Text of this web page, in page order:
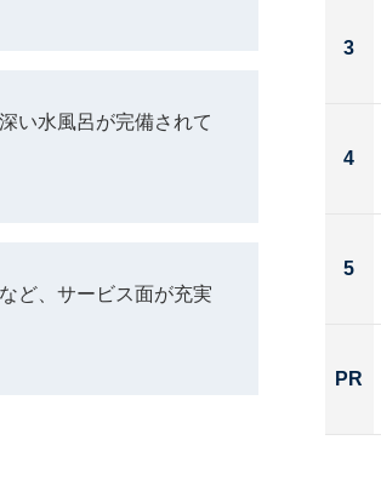
い水風呂が完備されて
ど、サービス面が充実
3
4
5
PR